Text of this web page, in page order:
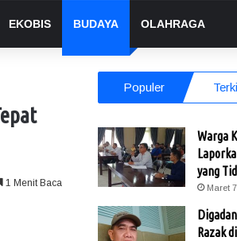
EKOBIS BUDAYA OLAHRAGA
1 Menit Baca
Populer
Warga
yang
Maret
Razak